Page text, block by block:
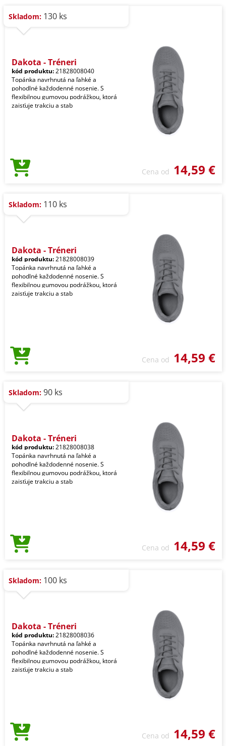
Skladom: 130 ks
Dakota - Tréneri
kód produktu:21828008040
Topánka navrhnutá na ľahké a
pohodlné každodenné nosenie. S
flexibilnou gumovou podrážkou, ktorá
zaisťuje trakciu a stab
Cena od 14,59 €
Skladom: 110 ks
Dakota - Tréneri
kód produktu:21828008039
Topánka navrhnutá na ľahké a
pohodlné každodenné nosenie. S
flexibilnou gumovou podrážkou, ktorá
zaisťuje trakciu a stab
Cena od 14,59 €
Skladom: 90 ks
Dakota - Tréneri
kód produktu:21828008038
Topánka navrhnutá na ľahké a
pohodlné každodenné nosenie. S
flexibilnou gumovou podrážkou, ktorá
zaisťuje trakciu a stab
Cena od 14,59 €
Skladom: 100 ks
Dakota - Tréneri
kód produktu:21828008036
Topánka navrhnutá na ľahké a
pohodlné každodenné nosenie. S
flexibilnou gumovou podrážkou, ktorá
zaisťuje trakciu a stab
Cena od 14,59 €